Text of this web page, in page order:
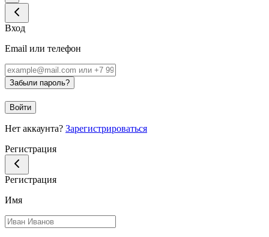
Вход
Email или телефон
Забыли пароль?
Войти
Нет аккаунта? Зарегистрироваться
Регистрация
Регистрация
Имя